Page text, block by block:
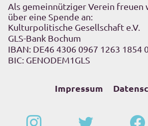
Als gemeinnütziger Verein freuen
über eine Spende an:
Kulturpolitische Gesellschaft e.V.
GLS-Bank Bochum
IBAN: DE46 4306 0967 1263 1854
BIC: GENODEM1GLS
Impressum